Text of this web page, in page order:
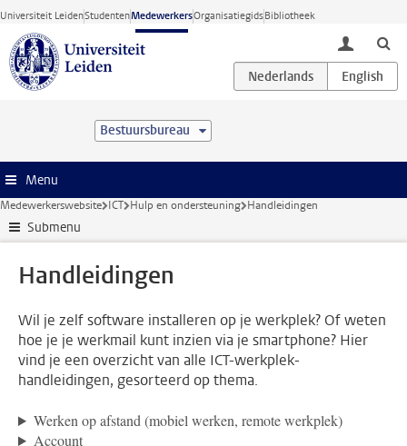
Ga direct naar de inhoud
Universiteit LeidenStudentenMedewerkersOrganisatiegidsBibliotheek
toggle
Bestuursbureau
Menu
Medewerkerswebsite ICT Hulp en ondersteuning Handleidingen
Submenu
Handleidingen
Wil je zelf software installeren op je werkplek? Of weten
hoe je je werkmail kunt inzien via je smartphone? Hier
vind je een overzicht van alle ICT-werkplek-
handleidingen, gesorteerd op thema.
Werken op afstand (mobiel werken, remote werkplek)
Account